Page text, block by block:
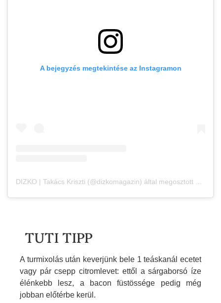
A bejegyzés megtekintése az Instagramon
DIZKO | Takács Kriszti (@dizkomagazin) által megosztott bejegyzés
TUTI TIPP
A turmixolás után keverjünk bele 1 teáskanál ecetet
vagy pár csepp citromlevet: ettől a sárgaborsó íze
élénkebb lesz, a bacon füstössége pedig még
jobban előtérbe kerül.